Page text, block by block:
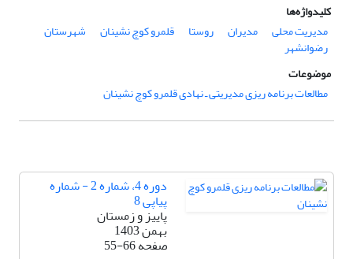
کلیدواژه‌ها
مدیریت محلی
مدیران روستا قلمرو کوچ نشینان شهرستان
رضوانشهر
موضوعات
مطالعات برنامه ریزی مدیریتی ـ نهادی قلمرو کوچ نشینان
دوره 4، شماره 2 - شماره
پیاپی 8
پاییز و زمستان
بهمن 1403
صفحه55-66